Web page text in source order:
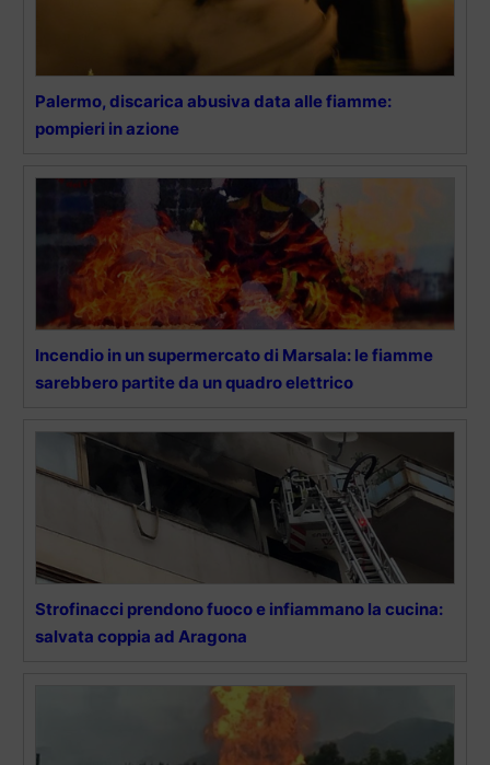
Palermo, discarica abusiva data alle fiamme:
pompieri in azione
Incendio in un supermercato di Marsala: le fiamme
sarebbero partite da un quadro elettrico
Strofinacci prendono fuoco e infiammano la cucina:
salvata coppia ad Aragona